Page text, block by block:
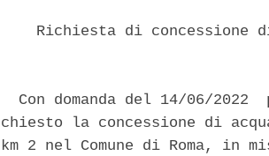
Richiesta di concessione
Con domanda del 14/06/2022
chiesto la concessione di
km 2 nel Comune di Roma, in